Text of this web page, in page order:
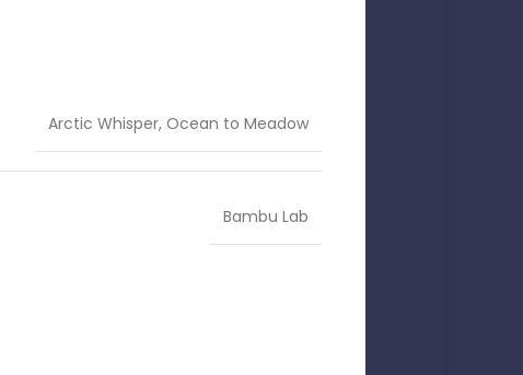
Arctic Whisper, Ocean to Meadow
Bambu Lab